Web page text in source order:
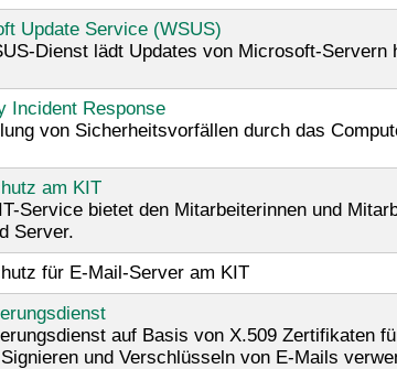
Update Service (WSUS)
Dienst lädt Updates von Microsoft-
Incident Response
von Sicherheitsvorfällen durch das
am KIT
Service bietet den Mitarbeiterinnen und
Server.
für E-Mail-Server am KIT
auf Basis von X.509 Zertifikaten
und Verschlüsseln von E-Mails